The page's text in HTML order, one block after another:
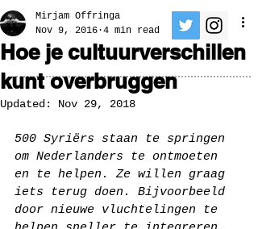
Hoe je cultuurverschillen
kunt overbruggen
Mirjam Offringa
Nov 9, 2016 4 min read
Updated: Nov 29, 2018
500 Syriërs staan te springen
om Nederlanders te ontmoeten
en te helpen. Ze willen graag
iets terug doen. Bijvoorbeeld
door nieuwe vluchtelingen te